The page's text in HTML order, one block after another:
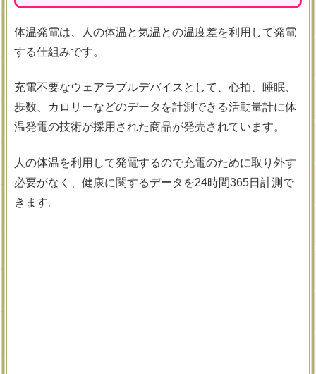
体温発電は、人の体温と気温との温度差を利用して発電
する仕組みです。
充電不要なウェアラブルデバイスとして、心拍、睡眠、
歩数、カロリーなどのデータを計測できる活動量計に体
温発電の技術が採用された商品が発売されています。
人の体温を利用して発電するので充電のために取り外す
必要がなく、健康に関するデータを24時間365日計測で
きます。